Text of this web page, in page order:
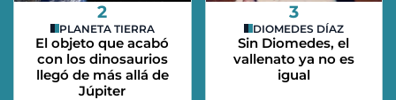
2
PLANETA TIERRA
El objeto que acabó
con los dinosaurios
llegó de más allá de
Júpiter
3
DIOMEDES DÍAZ
Sin Diomedes, el
vallenato ya no es
igual